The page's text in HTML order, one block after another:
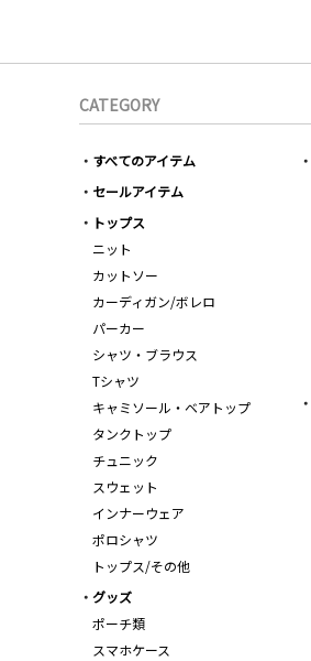
CATEGORY
すべてのアイテム
セールアイテム
トップス
ニット
カットソー
カーディガン/ボレロ
パーカー
シャツ・ブラウス
Tシャツ
キャミソール・ベアトップ
タンクトップ
チュニック
スウェット
インナーウェア
ポロシャツ
トップス/その他
グッズ
ポーチ類
スマホケース